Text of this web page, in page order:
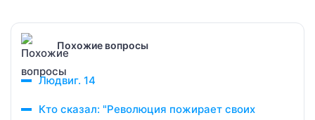
Похожие вопросы
Людвиг. 14
Кто сказал: "Революция пожирает своих